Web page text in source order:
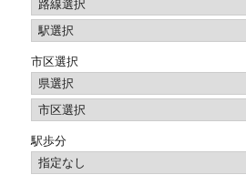
市区選択
駅歩分